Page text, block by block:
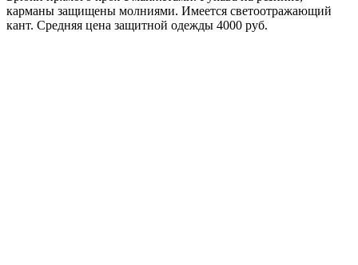
карманы защищены молниями. Имеется светоотражающий
кант. Средняя цена защитной одежды 4000 руб.